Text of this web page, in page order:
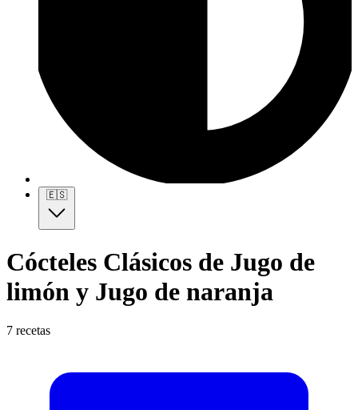
🇪🇸
Cócteles Clásicos de Jugo de
limón y Jugo de naranja
7 recetas